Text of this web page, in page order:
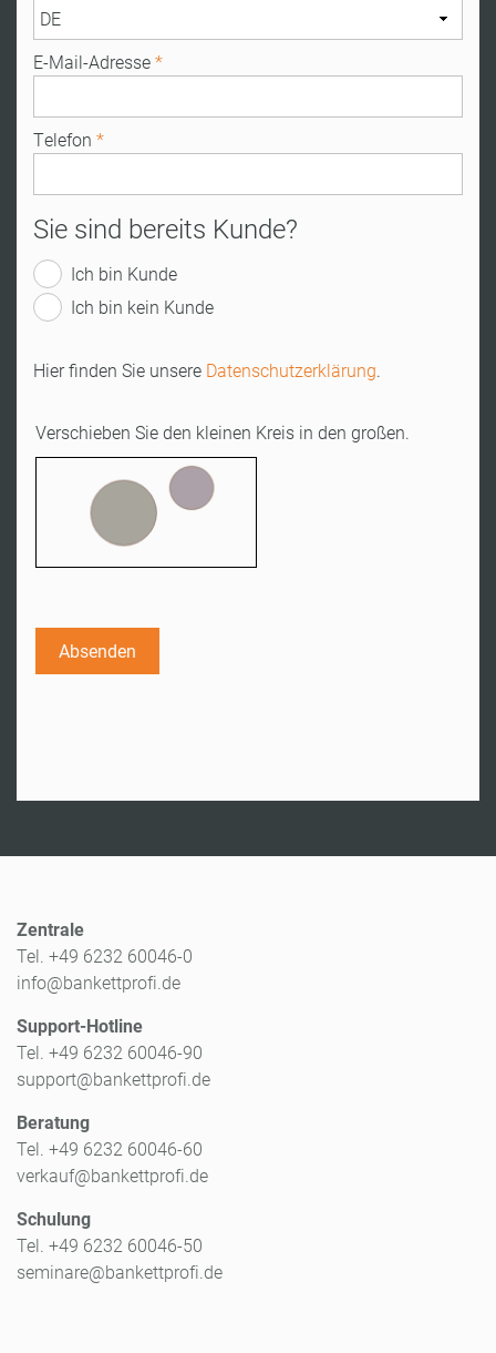
Zentrale
Tel. +49 6232 60046-0
info@bankettprofi.de
Support-Hotline
Tel. +49 6232 60046-90
support@bankettprofi.de
Beratung
Tel. +49 6232 60046-60
verkauf@bankettprofi.de
Schulung
Tel. +49 6232 60046-50
seminare@bankettprofi.de